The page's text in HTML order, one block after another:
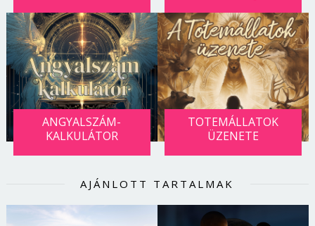
ANGYALSZÁM-
KALKULÁTOR
TOTEMÁLLATOK
ÜZENETE
AJÁNLOTT TARTALMAK